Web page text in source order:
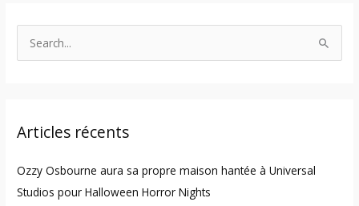
c
f
o
Articles récents
Ozzy Osbourne aura sa propre maison hantée à Universal
Studios pour Halloween Horror Nights